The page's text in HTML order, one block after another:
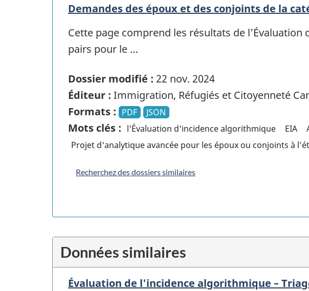
Demandes des époux et des conjoints de la
Cette page comprend les résultats de
pairs pour le …
Dossier modifié : 22 nov. 2024
Éditeur : Immigration, Réfugiés et Citoyenneté
Formats : PDF JSON
Mots clés : l'Évaluation d'incidence algorithmique EIA
Projet d'analytique avancée pour les époux ou conjoints à
Recherchez des dossiers similaires
Données similaires
Évaluation de l'incidence algorithmique –